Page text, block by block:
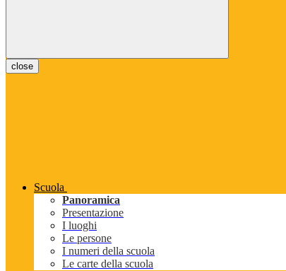
close
Scuola
Panoramica
Presentazione
I luoghi
Le persone
I numeri della scuola
Le carte della scuola